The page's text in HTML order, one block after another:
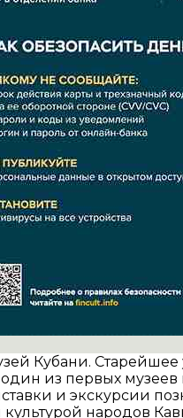
Кубани.
из первых
и экскурсии
народов